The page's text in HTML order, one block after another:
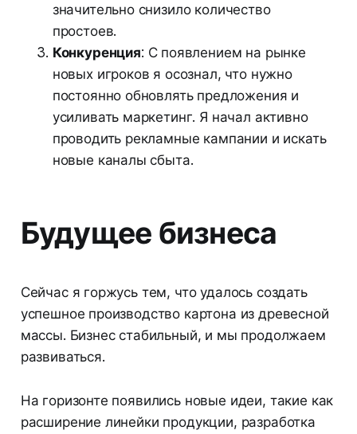
значительно снизило количество
простоев.
Конкуренция: С появлением на рынке
новых игроков я осознал, что нужно
постоянно обновлять предложения и
усиливать маркетинг. Я начал активно
проводить рекламные кампании и искать
новые каналы сбыта.
Будущее бизнеса
Сейчас я горжусь тем, что удалось создать
успешное производство картона из древесной
массы. Бизнес стабильный, и мы продолжаем
развиваться.
На горизонте появились новые идеи, такие как
расширение линейки продукции, разработка